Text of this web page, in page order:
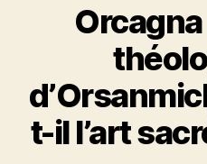
t-il l’art